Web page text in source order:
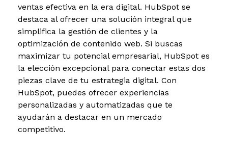
ventas efectiva en la era digital. HubSpot se
destaca al ofrecer una solución integral que
simplifica la gestión de clientes y la
optimización de contenido web. Si buscas
maximizar tu potencial empresarial, HubSpot es
la elección excepcional para conectar estas dos
piezas clave de tu estrategia digital. Con
HubSpot, puedes ofrecer experiencias
personalizadas y automatizadas que te
ayudarán a destacar en un mercado
competitivo.